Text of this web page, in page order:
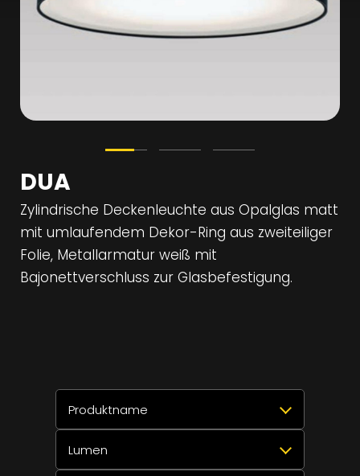
DUA
Zylindrische Deckenleuchte aus Opalglas matt
mit umlaufendem Dekor-Ring aus zweiteiliger
Folie, Metallarmatur weiß mit
Bajonettverschluss zur Glasbefestigung.
Produktname
Alle auswählen ✕
Lumen